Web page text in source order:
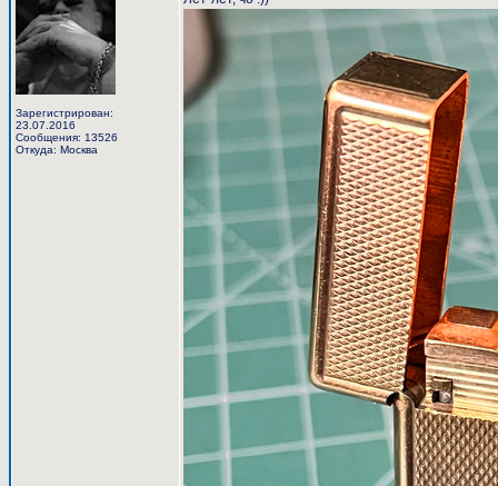
Зарегистрирован:
23.07.2016
Сообщения: 13526
Откуда: Москва